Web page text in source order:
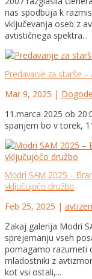
nas spodbuja k
vključevanja oseb z
avtističnega spektra...
Predavanje za starše
Mar 9, 2025 |
11.marca 2025 ob
spanjem bo v torek,
Modri SAM 2025 –
vključujočo družbo
Feb 25, 2025 |
Zakaj galerija Modri
sprejemanju vseh
pomagamo razumeti
mladostniki z
kot vsi ostali,...